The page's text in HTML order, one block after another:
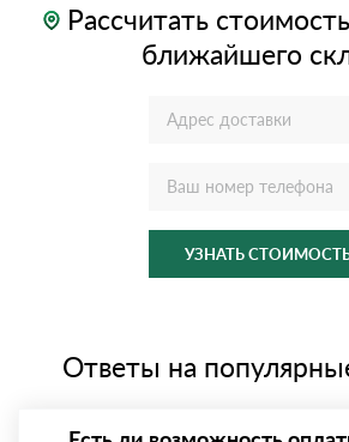
Рассчитать
ближайшего
УЗНАТЬ
Ответы на